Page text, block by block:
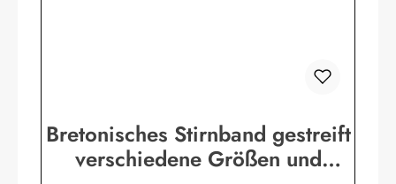
Bretonisches Stirnband gestreift
verschiedene Größen und